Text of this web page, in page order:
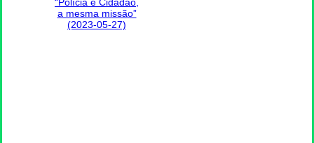
a mesma missão”
(2023-05-27)